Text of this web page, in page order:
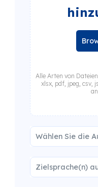
Alle Arten von
xlsx, pdf, jpeg, csv,
Wählen Sie die
Zielsprache(n)